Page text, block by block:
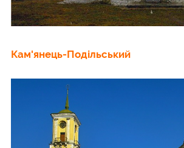
Кам'янець-Подільський